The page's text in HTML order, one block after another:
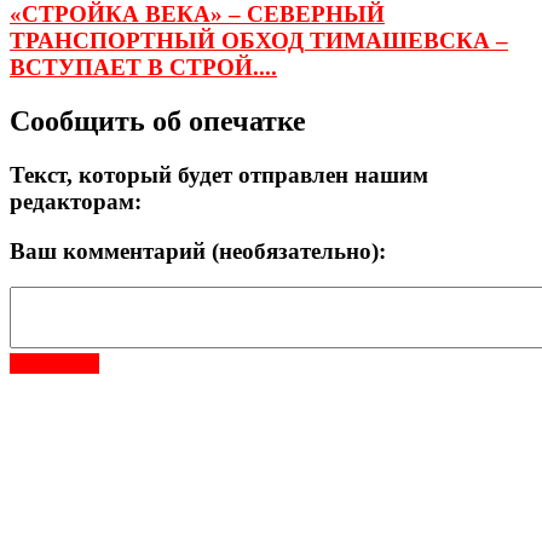
«СТРОЙКА ВЕКА» – СЕВЕРНЫЙ
ТРАНСПОРТНЫЙ ОБХОД ТИМАШЕВСКА –
ВСТУПАЕТ В СТРОЙ....
Сообщить об опечатке
Текст, который будет отправлен нашим
редакторам:
Ваш комментарий (необязательно):